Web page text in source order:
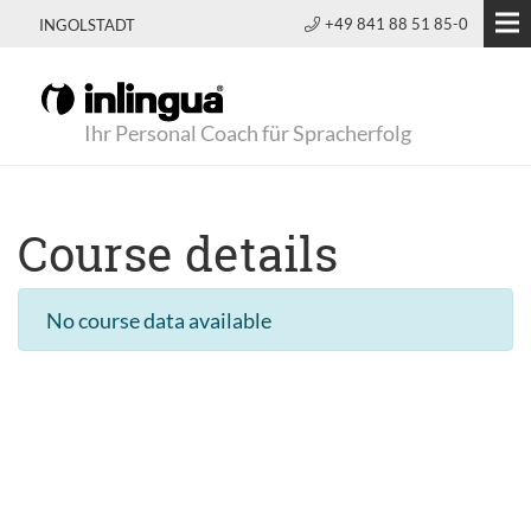
INGOLSTADT +49 841 88 51 85-0
Ihr Personal Coach für Spracherfolg
Course details
No course data available